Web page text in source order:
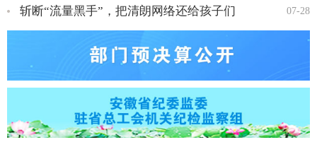
07-28
斩断“流量黑手”，把清朗网络还给孩子们